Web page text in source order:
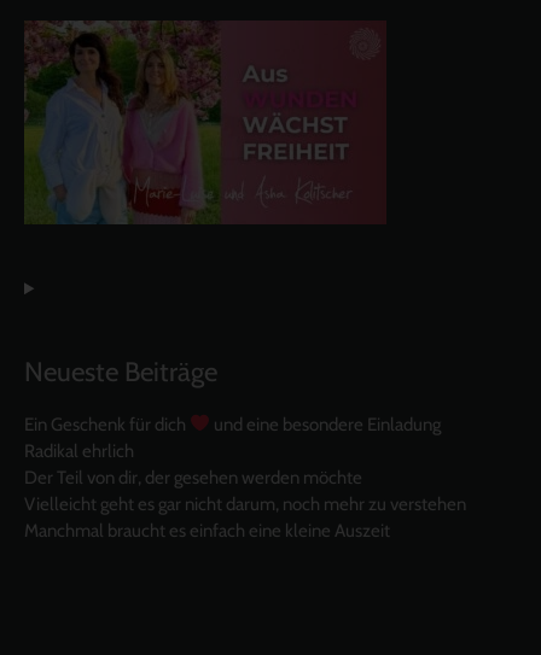
Neueste Beiträge
Ein Geschenk für dich
und eine besondere Einladung
Radikal ehrlich
Der Teil von dir, der gesehen werden möchte
Vielleicht geht es gar nicht darum, noch mehr zu verstehen
Manchmal braucht es einfach eine kleine Auszeit